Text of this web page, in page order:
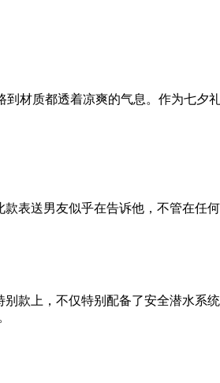
材质都透着凉爽的气息。作为七夕
表送男友似乎在告诉他，不管在任
款上，不仅特别配备了安全潜水系